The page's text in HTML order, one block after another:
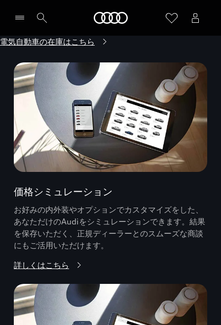
電気自動車の在庫はこちら
価格シミュレーション
お好みの内外装やオプションでカスタマイズをした、
あなただけのAudiをシミュレーションできます。結果
を保存いただく、正規ディーラーとのスムーズな商談
にもご活用いただけます。
詳しくはこちら